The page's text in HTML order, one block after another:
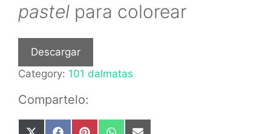
pastel para colorear
Descargar
Category: 101 dalmatas
Compartelo: